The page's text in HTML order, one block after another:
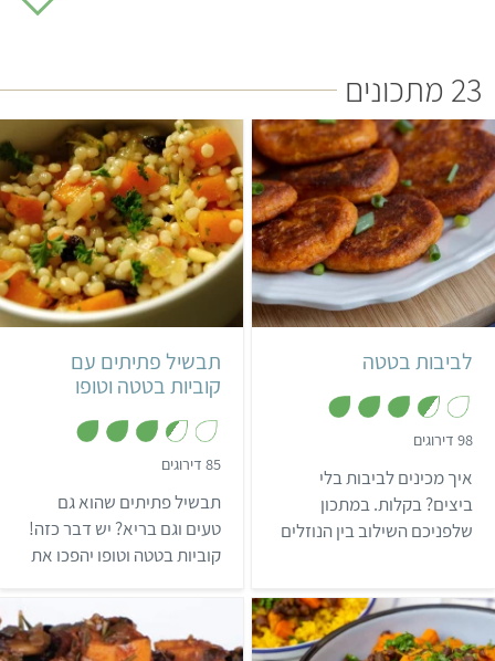
23 מתכונים
קל שעה ו-5 דקות
לביבות בטטה
98 דירוגים
.
6
מ
ת
ו
איך מכינים לביבות בלי
ביצים? בקלות. במתכון
שלפניכם השילוב בין הנוזלים
סיבות להימנע מאכילת
ביצים. רוצים עוד מתכונים
קל ישראלי
תבשיל פתיתים עם
קוביות בטטה וטופו
85 דירוגים
.
4
מ
ת
ו
תבשיל פתיתים שהוא גם
טעים וגם בריא? יש דבר כזה!
קוביות בטטה וטופו יהפכו את
מלאה, שתהיה אהובה גם על
הילדים…